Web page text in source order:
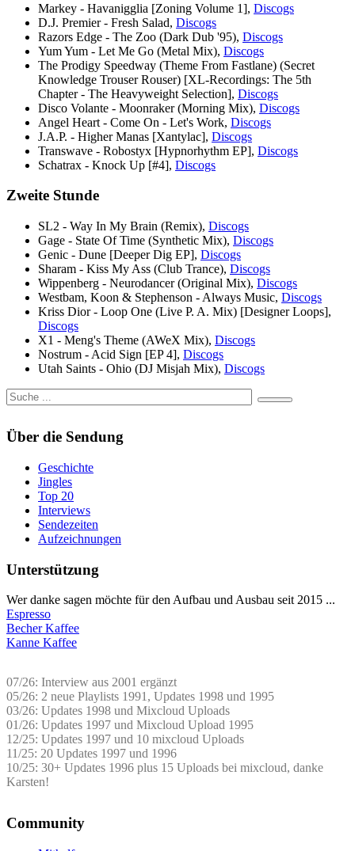
Markey - Havanigglia [Zoning Volume 1], Discogs
D.J. Premier - Fresh Salad, Discogs
Razors Edge - The Zoo (Dark Dub '95), Discogs
Yum Yum - Let Me Go (Metal Mix), Discogs
The Prodigy Speedway (Theme From Fastlane) (Secret
Knowledge Trouser Rouser) [XL-Recordings: The 5th
Chapter - The Heavyweight Selection], Discogs
Disco Volante - Moonraker (Morning Mix), Discogs
Angel Heart - Come On - Let's Work, Discogs
J.A.P. - Higher Manas [Xantylac], Discogs
Transwave - Robostyx [Hypnorhythm EP], Discogs
Schatrax - Knock Up [#4], Discogs
Zweite Stunde
SL2 - Way In My Brain (Remix), Discogs
Gage - State Of Time (Synthetic Mix), Discogs
Genic - Dune [Deeper Dig EP], Discogs
Sharam - Kiss My Ass (Club Trance), Discogs
Wippenberg - Neurodancer (Original Mix), Discogs
Westbam, Koon & Stephenson - Always Music, Discogs
Kriss Dior - Loop One (Live P. A. Mix) [Designer Loops],
Discogs
X1 - Meng's Theme (AWeX Mix), Discogs
Nostrum - Acid Sign [EP 4], Discogs
Utah Saints - Ohio (DJ Misjah Mix), Discogs
Über die Sendung
Geschichte
Jingles
Top 20
Interviews
Sendezeiten
Aufzeichnungen
Unterstützung
Wer danke sagen möchte für den Aufbau und Ausbau seit 2015 ...
Espresso
Becher Kaffee
Kanne Kaffee
07/26: Interview aus 2001 ergänzt
05/26: 2 neue Playlists 1991, Updates 1998 und 1995
03/26: Updates 1998 und Mixcloud Uploads
01/26: Updates 1997 und Mixcloud Upload 1995
12/25: Updates 1997 und 10 mixcloud Uploads
11/25: 20 Updates 1997 und 1996
10/25: 30+ Updates 1996 plus 15 Uploads bei mixcloud, danke
Karsten!
Community